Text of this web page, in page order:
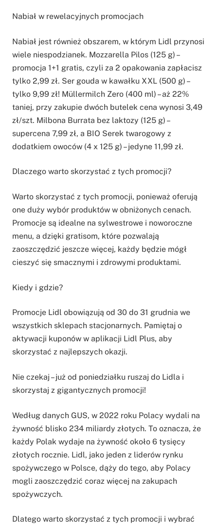
Nabiał w rewelacyjnych promocjach
Nabiał jest również obszarem, w którym Lidl przynosi
wiele niespodzianek. Mozzarella Pilos (125 g) –
promocja 1+1 gratis, czyli za 2 opakowania zapłacisz
tylko 2,99 zł. Ser gouda w kawałku XXL (500 g) –
tylko 9,99 zł! Müllermilch Zero (400 ml) – aż 22%
taniej, przy zakupie dwóch butelek cena wynosi 3,49
zł/szt. Milbona Burrata bez laktozy (125 g) –
supercena 7,99 zł, a BIO Serek twarogowy z
dodatkiem owoców (4 x 125 g) – jedyne 11,99 zł.
Dlaczego warto skorzystać z tych promocji?
Warto skorzystać z tych promocji, ponieważ oferują
one duży wybór produktów w obniżonych cenach.
Promocje są idealne na sylwestrowe i noworoczne
menu, a dzięki gratisom, które pozwalają
zaoszczędzić jeszcze więcej, każdy będzie mógł
cieszyć się smacznymi i zdrowymi produktami.
Kiedy i gdzie?
Promocje Lidl obowiązują od 30 do 31 grudnia we
wszystkich sklepach stacjonarnych. Pamiętaj o
aktywacji kuponów w aplikacji Lidl Plus, aby
skorzystać z najlepszych okazji.
Nie czekaj – już od poniedziałku ruszaj do Lidla i
skorzystaj z gigantycznych promocji!
Według danych GUS, w 2022 roku Polacy wydali na
żywność blisko 234 miliardy złotych. To oznacza, że
każdy Polak wydaje na żywność około 6 tysięcy
złotych rocznie. Lidl, jako jeden z liderów rynku
spożywczego w Polsce, dąży do tego, aby Polacy
mogli zaoszczędzić coraz więcej na zakupach
spożywczych.
Dlatego warto skorzystać z tych promocji i wybrać